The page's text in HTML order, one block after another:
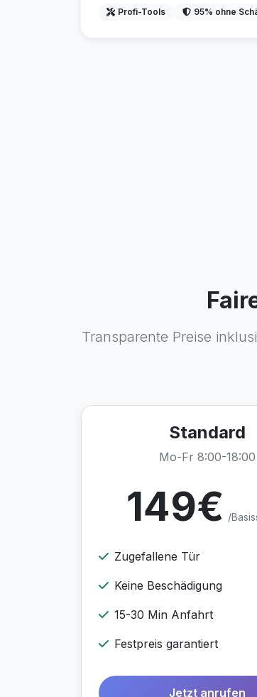
Profi-Tools 95% ohne
Transparente Preise
Standard
Mo-Fr 8:00-18:00
149€ /
Zugefallene Tür
Keine Beschädigung
15-30 Min Anfahrt
Festpreis garantiert
Jetzt anrufen